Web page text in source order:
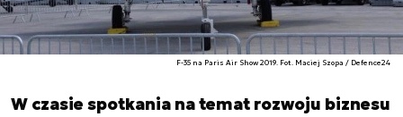
F-35 na Paris Air Show 2019. Fot. Maciej Szopa / Defence24
W czasie spotkania na temat rozwoju biznesu